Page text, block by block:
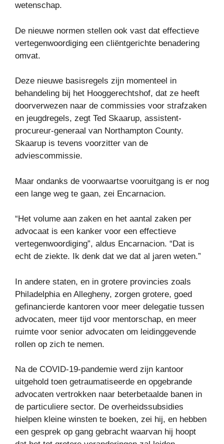
wetenschap.
De nieuwe normen stellen ook vast dat effectieve
vertegenwoordiging een cliëntgerichte benadering
omvat.
Deze nieuwe basisregels zijn momenteel in
behandeling bij het Hooggerechtshof, dat ze heeft
doorverwezen naar de commissies voor strafzaken
en jeugdregels, zegt Ted Skaarup, assistent-
procureur-generaal van Northampton County.
Skaarup is tevens voorzitter van de
adviescommissie.
Maar ondanks de voorwaartse vooruitgang is er nog
een lange weg te gaan, zei Encarnacion.
“Het volume aan zaken en het aantal zaken per
advocaat is een kanker voor een effectieve
vertegenwoordiging”, aldus Encarnacion. “Dat is
echt de ziekte. Ik denk dat we dat al jaren weten.”
In andere staten, en in grotere provincies zoals
Philadelphia en Allegheny, zorgen grotere, goed
gefinancierde kantoren voor meer delegatie tussen
advocaten, meer tijd voor mentorschap, en meer
ruimte voor senior advocaten om leidinggevende
rollen op zich te nemen.
Na de COVID-19-pandemie werd zijn kantoor
uitgehold toen getraumatiseerde en opgebrande
advocaten vertrokken naar beterbetaalde banen in
de particuliere sector. De overheidssubsidies
hielpen kleine winsten te boeken, zei hij, en hebben
een gesprek op gang gebracht waarvan hij hoopt